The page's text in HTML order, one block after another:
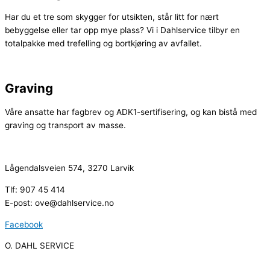
Har du et tre som skygger for utsikten, står litt for nært
bebyggelse eller tar opp mye plass? Vi i Dahlservice tilbyr en
totalpakke med trefelling og bortkjøring av avfallet.
Graving
Våre ansatte har fagbrev og ADK1-sertifisering, og kan bistå med
graving og transport av masse.
Lågendalsveien 574, 3270 Larvik
Tlf: 907 45 414
E-post: ove@dahlservice.no
Facebook
O. DAHL SERVICE